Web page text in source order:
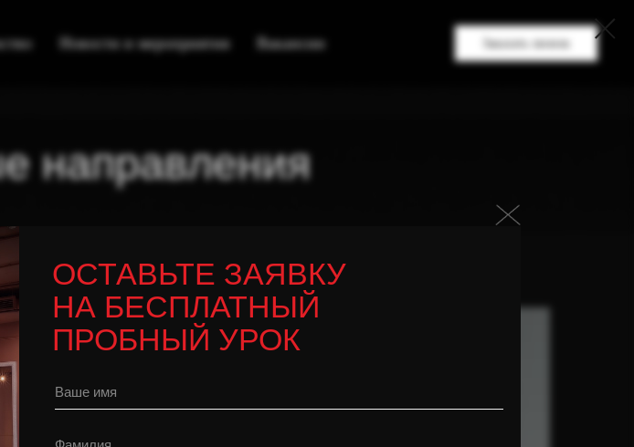
Новости и мероприятия Вакансии Заказать звонок
ОСТАВЬТЕ ЗАЯВКУ
НА БЕСПЛАТНЫЙ
ПРОБНЫЙ УРОК
направления